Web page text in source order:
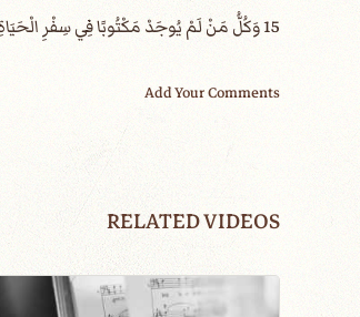
15 وَكُلُّ مَنْ لَمْ يُوجَدْ مَكْتُوبًا فِي سِفْرِ الْحَيَاةِ طُرِحَ فِي بُحَيْرَةِ النَّارِ.
Add Your Comments
RELATED VIDEOS